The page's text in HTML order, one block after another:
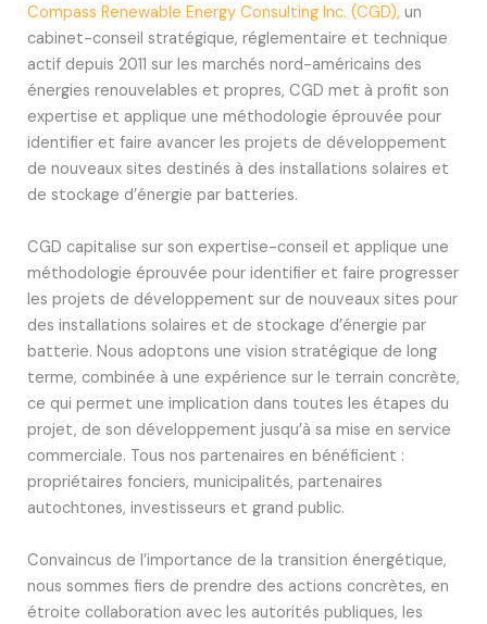
Compass Renewable Energy Consulting Inc. (CGD), un
cabinet-conseil stratégique, réglementaire et technique
actif depuis 2011 sur les marchés nord-américains des
énergies renouvelables et propres, CGD met à profit son
expertise et applique une méthodologie éprouvée pour
identifier et faire avancer les projets de développement
de nouveaux sites destinés à des installations solaires et
de stockage d’énergie par batteries.
CGD capitalise sur son expertise-conseil et applique une
méthodologie éprouvée pour identifier et faire progresser
les projets de développement sur de nouveaux sites pour
des installations solaires et de stockage d’énergie par
batterie. Nous adoptons une vision stratégique de long
terme, combinée à une expérience sur le terrain concrète,
ce qui permet une implication dans toutes les étapes du
projet, de son développement jusqu’à sa mise en service
commerciale. Tous nos partenaires en bénéficient :
propriétaires fonciers, municipalités, partenaires
autochtones, investisseurs et grand public.
Convaincus de l’importance de la transition énergétique,
nous sommes fiers de prendre des actions concrètes, en
étroite collaboration avec les autorités publiques, les